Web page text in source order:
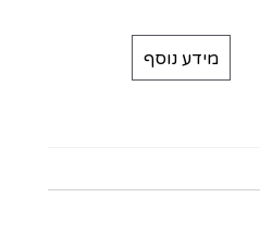
מידע נוסף